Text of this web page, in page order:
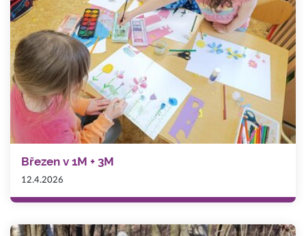
Březen v 1M + 3M
12.4.2026